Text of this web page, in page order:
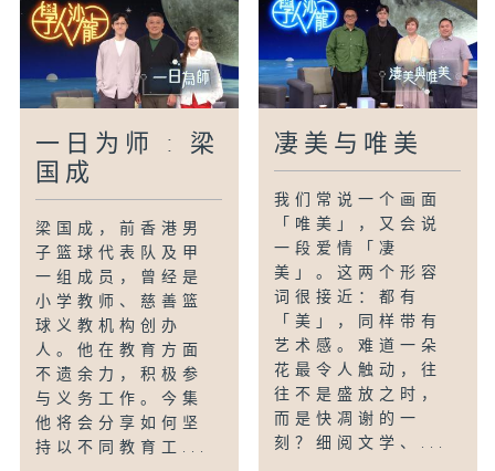
一日为师 : 梁
国成
梁国成，前香港男
子篮球代表队及甲
一组成员，曾经是
小学教师、慈善篮
球义教机构创办
人。他在教育方面
不遗余力，积极参
与义务工作。今集
他将会分享如何坚
持以不同教育工...
凄美与唯美
我们常说一个画面
「唯美」，又会说
一段爱情「凄
美」。这两个形容
词很接近：都有
「美」，同样带有
艺术感。难道一朵
花最令人触动，往
往不是盛放之时，
而是快凋谢的一
刻？细阅文学、...